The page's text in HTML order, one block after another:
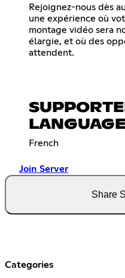
Rejoignez-nous dès
une expérience où
montage vidéo sera
élargie, et où des
attendent.
French
Join Server
Share
Categories